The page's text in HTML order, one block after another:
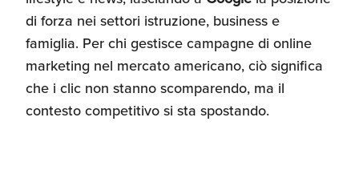
di forza nei settori istruzione, business e
famiglia. Per chi gestisce campagne di online
marketing nel mercato americano, ciò significa
che i clic non stanno scomparendo, ma il
contesto competitivo si sta spostando.